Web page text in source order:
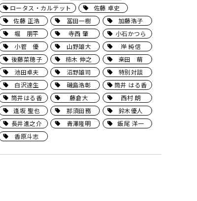
ロータス・カルテット
佐藤 卓史
佐藤 正浩
冨田一樹
加藤浩子
堀 朋平
寺西 肇
小石かつら
小菅 優
山野雄大
岸 純信
後藤菜穂子
柿木 伸之
桒田 萌
池田卓夫
沼野雄司
特別対談
白沢達生
磯島浩彰
筒井 はる香
筒井はる香
藤倉大
西村 朗
逢坂 聖也
那須田務
鈴木優人
長井進之介
青澤隆明
飯尾 洋一
香原斗志